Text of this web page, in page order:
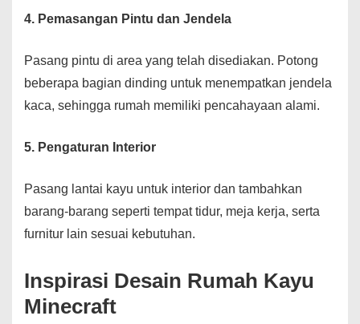
4. Pemasangan Pintu dan Jendela
Pasang pintu di area yang telah disediakan. Potong
beberapa bagian dinding untuk menempatkan jendela
kaca, sehingga rumah memiliki pencahayaan alami.
5. Pengaturan Interior
Pasang lantai kayu untuk interior dan tambahkan
barang-barang seperti tempat tidur, meja kerja, serta
furnitur lain sesuai kebutuhan.
Inspirasi Desain Rumah Kayu
Minecraft